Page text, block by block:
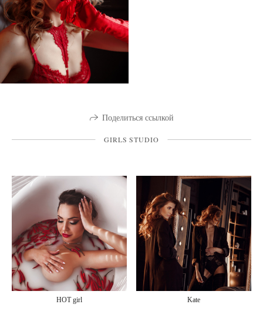
Поделиться ссылкой
GIRLS STUDIO
HOT girl Kate